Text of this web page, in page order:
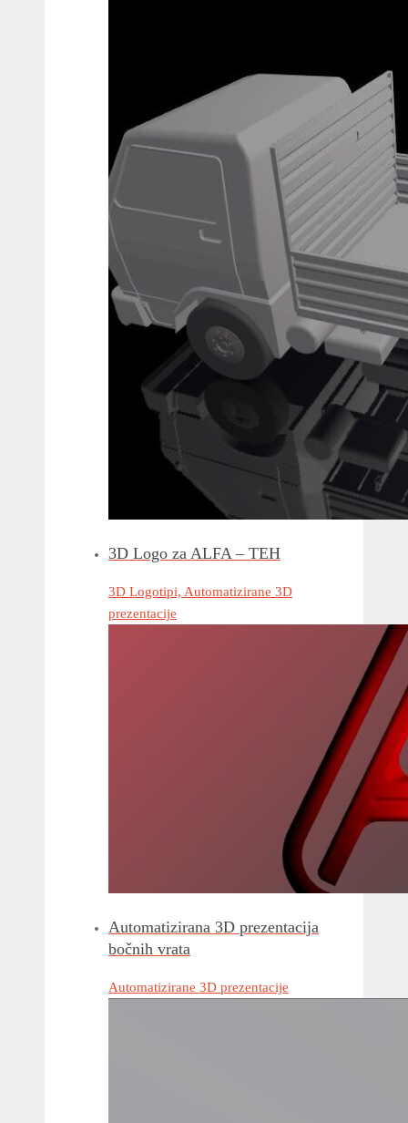
3D Logo za ALFA – TEH
3D Logotipi, Automatizirane 3D
prezentacije
Automatizirana 3D prezentacija
bočnih vrata
Automatizirane 3D prezentacije